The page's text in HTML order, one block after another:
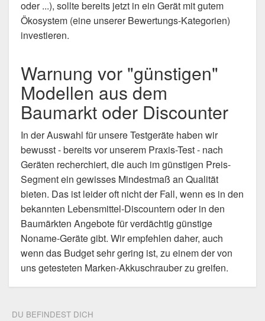
oder ...), sollte bereits jetzt in ein Gerät mit gutem
Ökosystem (eine unserer Bewertungs-Kategorien)
investieren.
Warnung vor "günstigen"
Modellen aus dem
Baumarkt oder Discounter
In der Auswahl für unsere Testgeräte haben wir
bewusst - bereits vor unserem Praxis-Test - nach
Geräten recherchiert, die auch im günstigen Preis-
Segment ein gewisses Mindestmaß an Qualität
bieten. Das ist leider oft nicht der Fall, wenn es in den
bekannten Lebensmittel-Discountern oder in den
Baumärkten Angebote für verdächtig günstige
Noname-Geräte gibt. Wir empfehlen daher, auch
wenn das Budget sehr gering ist, zu einem der von
uns getesteten Marken-Akkuschrauber zu greifen.
DU BEFINDEST DICH